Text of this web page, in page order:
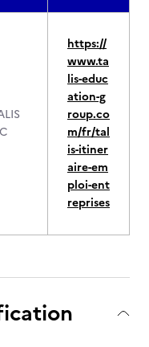
https://
www.ta
lis-educ
ation-g
roup.co
m/fr/tal
is-itiner
aire-em
ploi-ent
reprises